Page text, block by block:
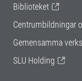
Biblioteket
Centrumbildningar
Gemensamma
SLU Holding